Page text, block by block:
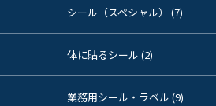
シール（スペシャル） (7)
体に貼るシール (2)
業務用シール・ラベル (9)